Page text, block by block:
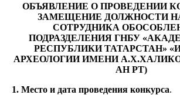
ОБЪЯВЛЕНИЕ О ПРОВЕДЕНИИ
ЗАМЕЩЕНИЕ ДОЛЖНОСТИ
СОТРУДНИКА
ПОДРАЗДЕЛЕНИЯ ГНБУ
РЕСПУБЛИКИ ТАТАРСТАН»
АРХЕОЛОГИИ ИМЕНИ
АН РТ)
1. Место и дата проведения конкурса.